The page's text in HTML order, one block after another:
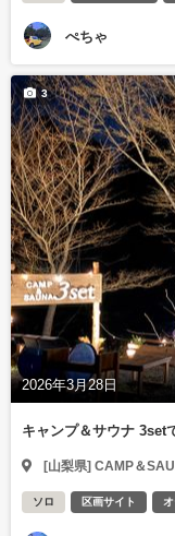
ぺちゃ
2026年3月28日
3
キャンプ＆サウナ 3set
[山梨県] CAMP＆
ソロ 区画サイト